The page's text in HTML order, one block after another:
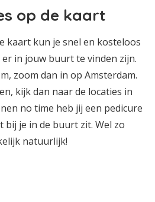
op de kaart
kaart kun je snel en kosteloos
in jouw buurt te vinden zijn.
zoom dan in op Amsterdam.
kijk dan naar de locaties in
no time heb jij een pedicure
bij je in de buurt zit. Wel zo
natuurlijk!